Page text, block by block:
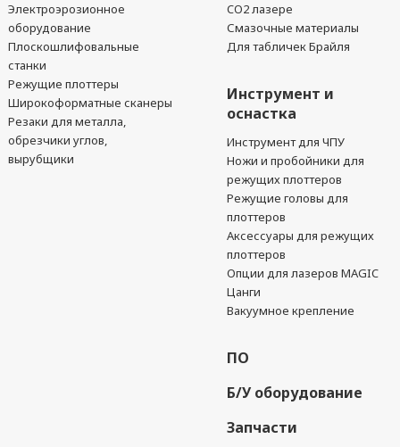
Электроэрозионное
оборудование
Плоскошлифовальные
станки
Режущие плоттеры
Широкоформатные сканеры
Резаки для металла,
обрезчики углов,
вырубщики
CO2 лазере
Смазочные материалы
Для табличек Брайля
Инструмент и
оснастка
Инструмент для ЧПУ
Ножи и пробойники для
режущих плоттеров
Режущие головы для
плоттеров
Аксессуары для режущих
плоттеров
Опции для лазеров MAGIC
Цанги
Вакуумное крепление
ПО
Б/У оборудование
Запчасти